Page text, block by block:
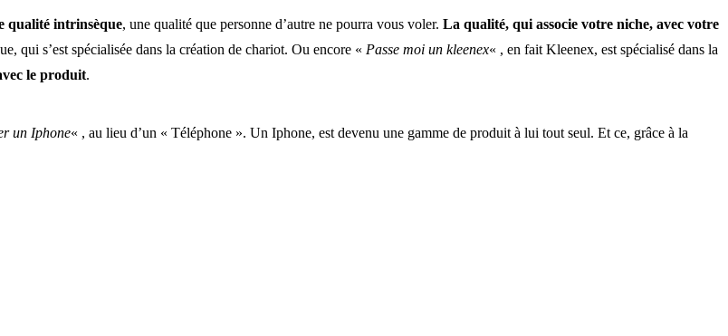
qualité intrinsèque, une qualité que personne d’autre ne pourra vous voler. La qualité, qui associe votre niche, avec votre
qui s’est spécialisée dans la création de chariot. Ou encore « Passe moi un kleenex« , en fait Kleenex, est spécialisé dans la
le produit.
un Iphone« , au lieu d’un « Téléphone ». Un Iphone, est devenu une gamme de produit à lui tout seul. Et ce, grâce à la